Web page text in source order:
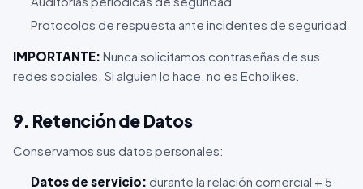
Protocolos de respuesta ante incidentes de seguridad
IMPORTANTE: Nunca solicitamos contraseñas de sus
redes sociales. Si alguien lo hace, no es Echolikes.
9. Retención de Datos
Conservamos sus datos personales:
Datos de servicio: durante la relación comercial + 5